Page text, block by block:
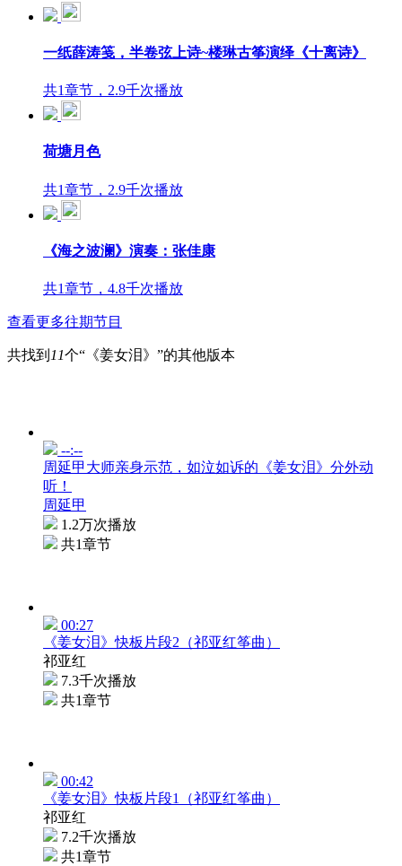
一纸薛涛笺，半卷弦上诗~楼琳古筝演绎《十离诗》
共1章节，2.9千次播放
荷塘月色
共1章节，2.9千次播放
《海之波澜》演奏：张佳康
共1章节，4.8千次播放
查看更多往期节目
共找到 11个“《姜女泪》”的其他版本
--:--
周延甲大师亲身示范，如泣如诉的《姜女泪》分外动
听！
周延甲
1.2万次播放
共1章节
00:27
《姜女泪》快板片段2（祁亚红筝曲）
祁亚红
7.3千次播放
共1章节
00:42
《姜女泪》快板片段1（祁亚红筝曲）
祁亚红
7.2千次播放
共1章节